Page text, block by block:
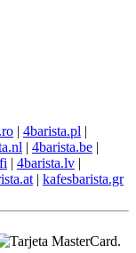
| 4barista.pl |
| 4barista.be |
| 4barista.lv |
| kafesbarista.gr